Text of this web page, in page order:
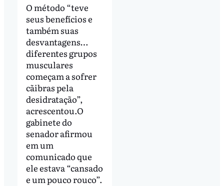
O método “teve
seus benefícios e
também suas
desvantagens…
diferentes grupos
musculares
começam a sofrer
cãibras pela
desidratação”,
acrescentou.O
gabinete do
senador afirmou
em um
comunicado que
ele estava “cansado
e um pouco rouco”.